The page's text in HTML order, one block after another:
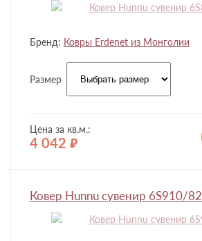
Бренд: Ковры Erdenet из Монголии
Размер
Цена за кв.м.:
4 042 руб.
Ковер Hunnu сувенир 6S910/82